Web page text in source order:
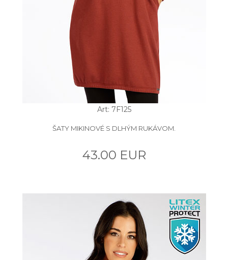
Art: 7F125
ŠATY MIKINOVÉ S DLHÝM RUKÁVOM.
43.00 EUR